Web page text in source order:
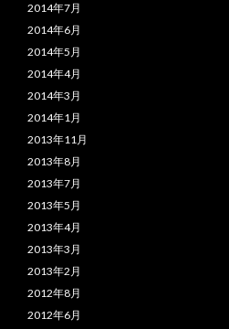
2014年7月
2014年6月
2014年5月
2014年4月
2014年3月
2014年1月
2013年11月
2013年8月
2013年7月
2013年5月
2013年4月
2013年3月
2013年2月
2012年8月
2012年6月